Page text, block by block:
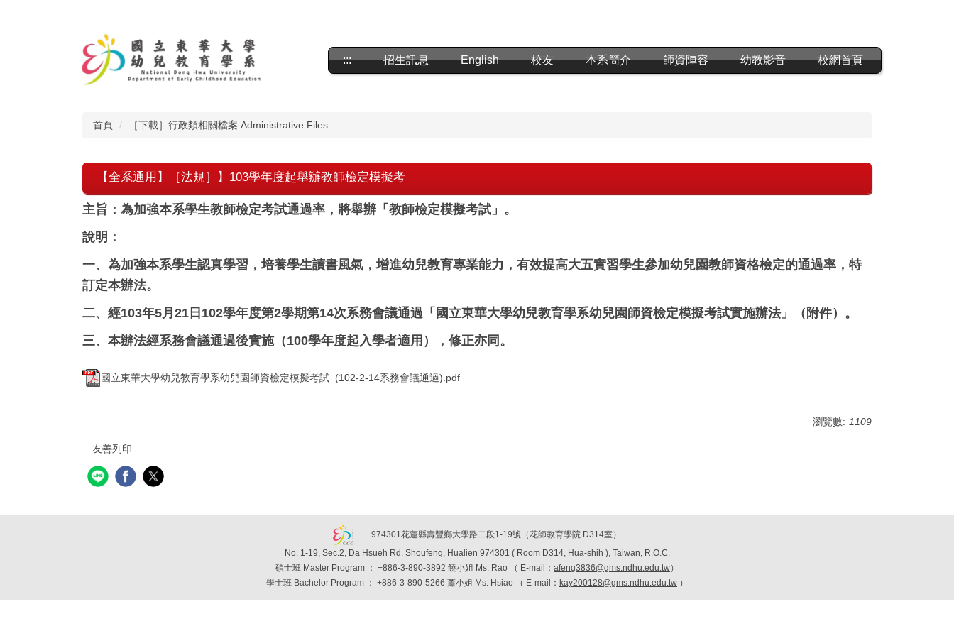
::: 招生訊息 English 校友 本系簡介 師資陣容 幼教影音 校網首頁
首頁 ［下載］行政類相關檔案 Administrative Files
【全系通用】［法規］】103學年度起舉辦教師檢定模擬考
主旨：為加強本系學生教師檢定考試通過率，將舉辦「教師檢定模擬考試」。
說明：
一、為加強本系學生認真學習，培養學生讀書風氣，增進幼兒教育專業能力，有效提高大五實習學生參加幼兒園教師資格檢定的通過率，特
訂定本辦法。
二、經103年5月21日102學年度第2學期第14次系務會議通過「國立東華大學幼兒教育學系幼兒園師資檢定模擬考試實施辦法」（附件）。
三、本辦法經系務會議通過後實施（100學年度起入學者適用），修正亦同。
國立東華大學幼兒教育學系幼兒園師資檢定模擬考試_(102-2-14系務會議通過).pdf
瀏覽數: 1109
友善列印
974301花蓮縣壽豐鄉大學路二段1-19號（花師教育學院 D314室）
No. 1-19, Sec.2, Da Hsueh Rd. Shoufeng, Hualien 974301 ( Room D314, Hua-shih ), Taiwan, R.O.C.
碩士班 Master Program ： +886-3-890-3892 饒小姐 Ms. Rao （ E-mail： afeng3836@gms.ndhu.edu.tw）
學士班 Bachelor Program ： +886-3-890-5266 蕭小姐 Ms. Hsiao （ E-mail： kay200128@gms.ndhu.edu.tw ）